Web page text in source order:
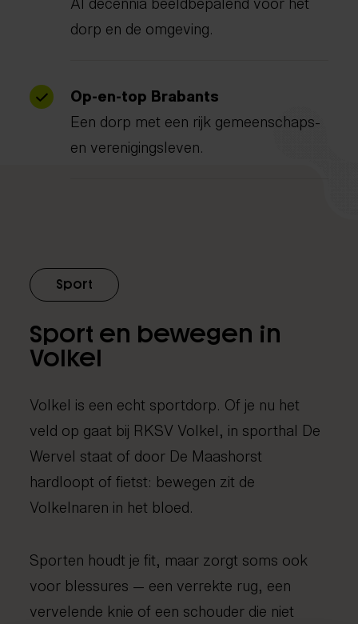
dorp en de omgeving.
Op-en-top Brabants
Een dorp met een rijk gemeenschaps-
en verenigingsleven.
Sport
Sport en bewegen in
Volkel
Volkel is een echt sportdorp. Of je nu het
veld op gaat bij RKSV Volkel, in sporthal De
Wervel staat of door De Maashorst
hardloopt of fietst: bewegen zit de
Volkelnaren in het bloed.
Sporten houdt je fit, maar zorgt soms ook
voor blessures — een verrekte rug, een
vervelende knie of een schouder die niet